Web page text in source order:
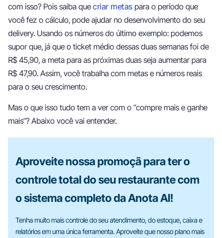
com isso? Pois saiba quecriar metaspara o período que
você fez o cálculo, pode ajudar no desenvolvimento do seu
delivery. Usando os números do último exemplo: podemos
supor que, já que o ticket médio dessas duas semanas foi de
R$ 45,90, a meta para as próximas duas seja aumentar para
R$ 47,90. Assim, você trabalha com metas e números reais
para o seu crescimento.
Mas o que isso tudo tem a ver com o “compre mais e ganhe
mais”? Abaixo você vai entender.
Aproveite nossa promoçã para ter o
controle total do seu restaurante com
o sistema completo da Anota AI!
Tenha muito mais controle do seu atendimento, do estoque, caixa e
relatórios em uma única ferramenta. Aproveite que nosso plano mais